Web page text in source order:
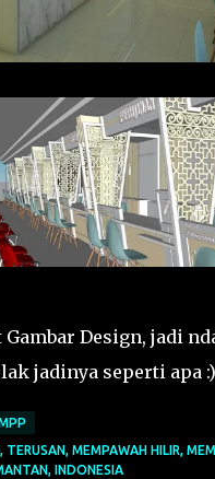
Design, jadi
jadinya seperti apa :)
TERUSAN, MEMPAWAH HILIR,
INDONESIA